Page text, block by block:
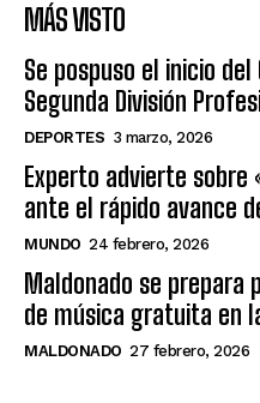
MÁS VISTO
Se pospuso el inicio
Segunda División
DEPORTES 3 marzo, 2026
Experto advierte sobre
ante el rápido avance
MUNDO 24 febrero, 2026
Maldonado se prepara
de música gratuita en
MALDONADO 27 febrero, 2026